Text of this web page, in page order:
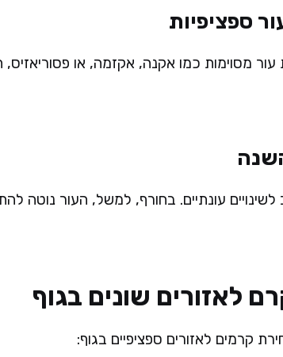
עור מסוימות כמו אקנה, אקזמה, או
לשינויים עונתיים. בחורף, למשל, העור נוטה
לאזורים שונים בגוף
קרמים לאזורים ספציפיים בגוף: